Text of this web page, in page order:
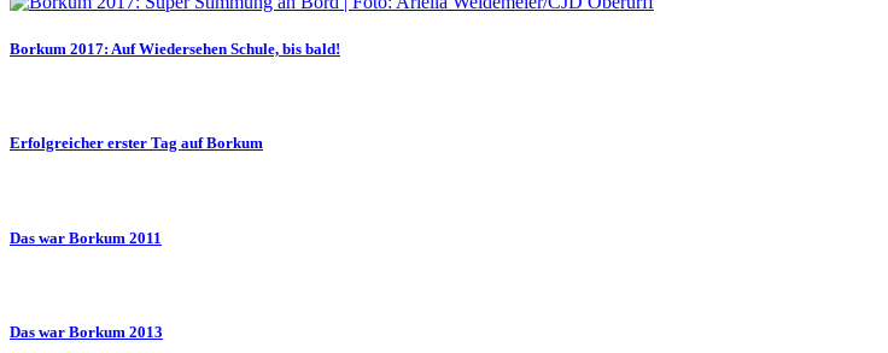
Borkum 2017: Auf Wiedersehen Schule, bis bald!
Erfolgreicher erster Tag auf Borkum
Das war Borkum 2011
Das war Borkum 2013